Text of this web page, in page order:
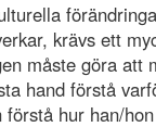
krävs ett
måste göra att
hand förstå
hur han/